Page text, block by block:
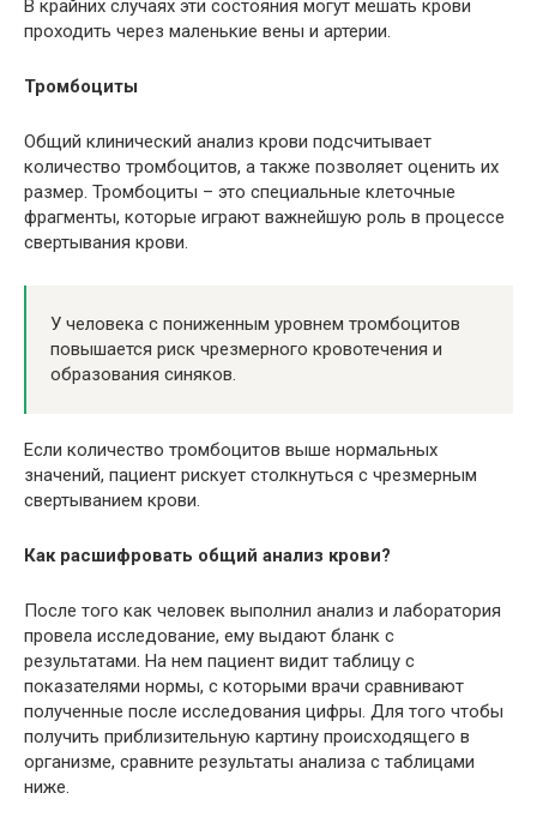
В крайних случаях эти состояния могут мешать крови
проходить через маленькие вены и артерии.
Тромбоциты
Общий клинический анализ крови подсчитывает
количество тромбоцитов, а также позволяет оценить их
размер. Тромбоциты – это специальные клеточные
фрагменты, которые играют важнейшую роль в процессе
свертывания крови.
У человека с пониженным уровнем тромбоцитов
повышается риск чрезмерного кровотечения и
образования синяков.
Если количество тромбоцитов выше нормальных
значений, пациент рискует столкнуться с чрезмерным
свертыванием крови.
Как расшифровать общий анализ крови?
После того как человек выполнил анализ и лаборатория
провела исследование, ему выдают бланк с
результатами. На нем пациент видит таблицу с
показателями нормы, с которыми врачи сравнивают
полученные после исследования цифры. Для того чтобы
получить приблизительную картину происходящего в
организме, сравните результаты анализа с таблицами
ниже.